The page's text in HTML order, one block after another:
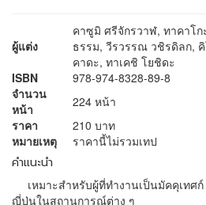
ผู้แต่ง
คาซูมิ ศรีจักรวาฬ, ทาคาโ
ธรรม, วีรวรรณ วชิรดิลก,
คาดะ, ทาเคชิ โยชิดะ
ISBN
978-974-8328-89-8
จำนวน
หน้า
224 หน้า
ราคา
210 บาท
หมายเหตุ
ราคานี้ไม่รวมเทป
คำแนะนำ
เหมาะสำหรับผู้ที่ทำงานเป็นมัคคุเทศ
ญี่ปุ่นในสถานการณ์ต่าง ๆ